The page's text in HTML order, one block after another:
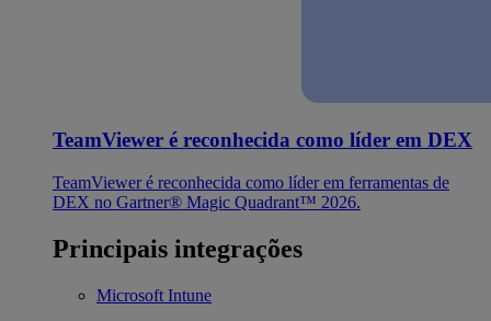
TeamViewer é reconhecida como líder em DEX
TeamViewer é reconhecida como líder em ferramentas de
DEX no Gartner® Magic Quadrant™ 2026.
Principais integrações
Microsoft Intune